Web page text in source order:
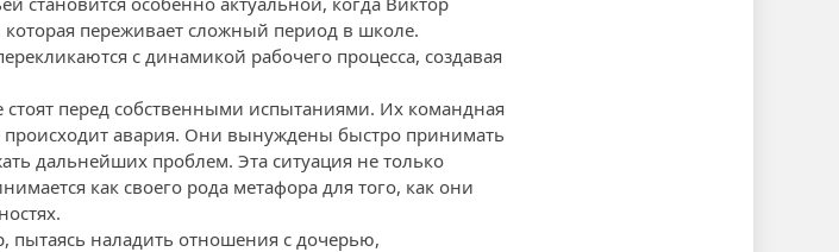
переживает сложный период в школе.
с динамикой рабочего процесса, создавая
перед собственными испытаниями. Их командная
происходит авария. Они вынуждены быстро принимать
дальнейших проблем. Эта ситуация не только
как своего рода метафора для того, как они
пытаясь наладить отношения с дочерью,